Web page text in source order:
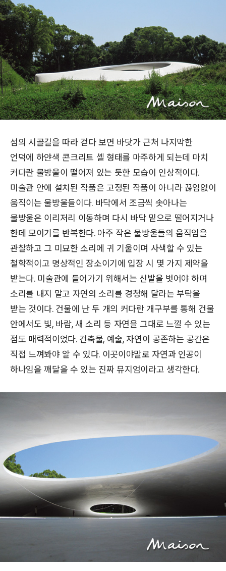
섬의 시골길을 따라 걷다 보면 바닷가 근처 나지막한
언덕에 하얀색 콘크리트 셸 형태를 마주하게 되는데 마치
커다란 물방울이 떨어져 있는 듯한 모습이 인상적이다.
미술관 안에 설치된 작품은 고정된 작품이 아니라 끊임없이
움직이는 물방울들이다. 바닥에서 조금씩 솟아나는
물방울은 이리저리 이동하며 다시 바닥 밑으로 떨어지거나
한데 모이기를 반복한다. 아주 작은 물방울들의 움직임을
관찰하고 그 미묘한 소리에 귀 기울이며 사색할 수 있는
철학적이고 명상적인 장소이기에 입장 시 몇 가지 제약을
받는다. 미술관에 들어가기 위해서는 신발을 벗어야 하며
소리를 내지 말고 자연의 소리를 경청해 달라는 부탁을
받는 것이다. 건물에 난 두 개의 커다란 개구부를 통해 건물
안에서도 빛, 바람, 새 소리 등 자연을 그대로 느낄 수 있는
점도 매력적이었다. 건축물, 예술, 자연이 공존하는 공간은
직접 느껴봐야 알 수 있다. 이곳이야말로 자연과 인공이
하나임을 깨달을 수 있는 진짜 뮤지엄이라고 생각한다.